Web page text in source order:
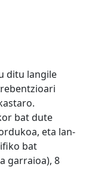
ditu langile
bat dute
eta lan-
bat
garraioa), 8